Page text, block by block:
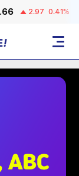
2.97 0.41%
메뉴